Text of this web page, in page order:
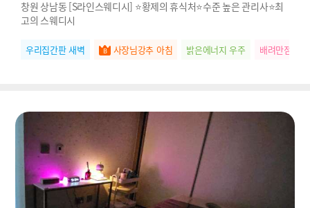
창원 상남동 [S라인스웨디시] ⭐황제의 휴식처⭐수준 높은 관리사⭐최
고의 스웨디시
우리집간판 새벽 사장님강추 아침 밝은에너지 우주 배려만점 하나